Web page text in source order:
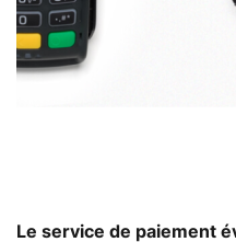
Le service de paiement